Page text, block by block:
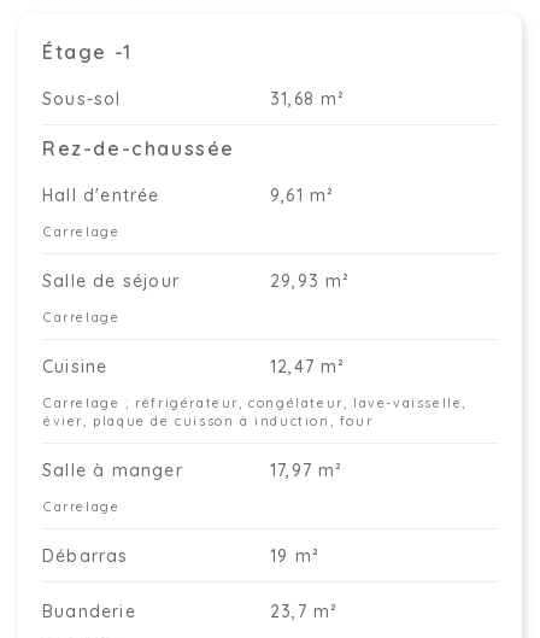
Étage -1
Sous-sol 31,68 m²
Rez-de-chaussée
Hall d'entrée 9,61 m²
Carrelage
Salle de séjour 29,93 m²
Carrelage
Cuisine 12,47 m²
Carrelage ; réfrigérateur, congélateur, lave-vaisselle,
évier, plaque de cuisson à induction, four
Salle à manger 17,97 m²
Carrelage
Débarras 19 m²
Buanderie 23,7 m²